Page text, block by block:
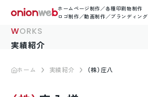
ホームページ制作／各種印刷物制作
ロゴ制作／動画制作／ブランディング
WORKS
実績紹介
ホーム 実績紹介 （株）庄八